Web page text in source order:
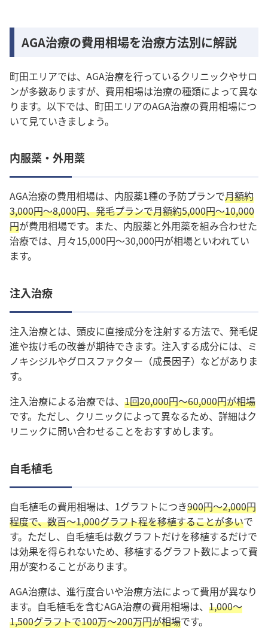
AGA治療の費用相場を治療方法別に解説
町田エリアでは、AGA治療を行っているクリニックやサロ
ンが多数ありますが、費用相場は治療の種類によって異な
ります。以下では、町田エリアのAGA治療の費用相場につ
いて見ていきましょう。
内服薬・外用薬
AGA治療の費用相場は、内服薬1種の予防プランで月額約
3,000円～8,000円、発毛プランで月額約5,000円～10,000
円が費用相場です。また、内服薬と外用薬を組み合わせた
治療では、 月々15,000円〜30,000円が相場といわれてい
ます。
注入治療
注入治療とは、頭皮に直接成分を注射する方法で、発毛促
進や抜け毛の改善が期待できます。注入する成分には、ミ
ノキシジルやグロスファクター（成長因子）などがありま
す。
注入治療による治療では、 1回20,000円〜60,000円が相場
です。ただし、クリニックによって異なるため、詳細はク
リニックに問い合わせることをおすすめします。
自毛植毛
自毛植毛の費用相場は、1グラフトにつき900円～2,000円
程度で、数百～1,000グラフト程を移植することが多いで
す。ただし、自毛植毛は数グラフトだけを移植するだけで
は効果を得られないため、移植するグラフト数によって費
用が変わることがあります。
AGA治療は、進行度合いや治療方法によって費用が異なり
ます。自毛植毛を含むAGA治療の費用相場は、 1,000～
1,500グラフトで100万～200万円が相場です。